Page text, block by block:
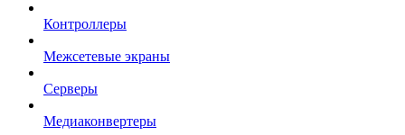
Контроллеры
Межсетевые экраны
Серверы
Медиаконвертеры